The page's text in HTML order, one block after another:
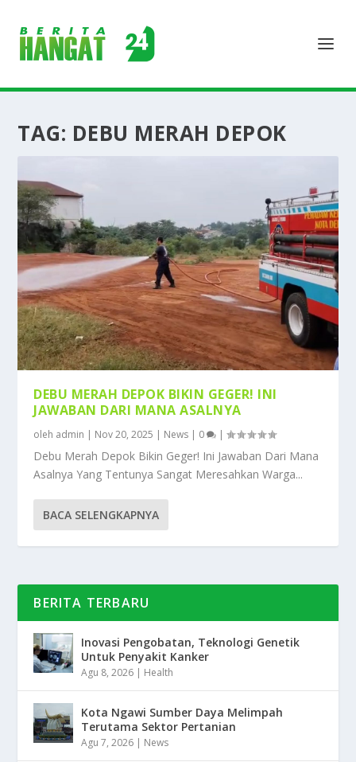
TAG: DEBU MERAH DEPOK
DEBU MERAH DEPOK BIKIN GEGER! INI
JAWABAN DARI MANA ASALNYA
oleh admin | Nov 20, 2025 | News | 0 |
Debu Merah Depok Bikin Geger! Ini Jawaban Dari Mana
Asalnya Yang Tentunya Sangat Meresahkan Warga...
BACA SELENGKAPNYA
BERITA TERBARU
Inovasi Pengobatan, Teknologi Genetik
Untuk Penyakit Kanker
Agu 8, 2026 | Health
Kota Ngawi Sumber Daya Melimpah
Terutama Sektor Pertanian
Agu 7, 2026 | News